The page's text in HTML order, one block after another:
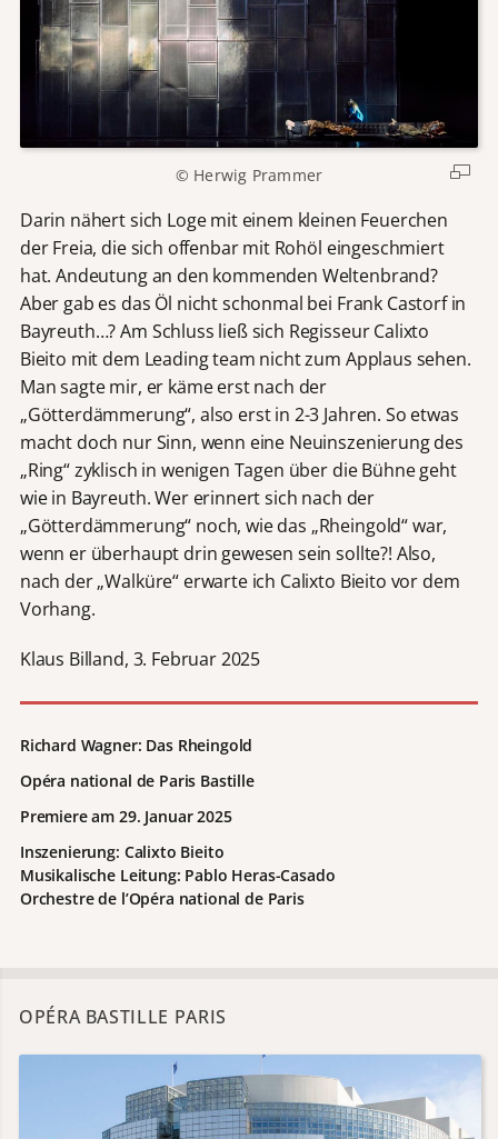
© Herwig Prammer
Darin nähert sich Loge mit einem kleinen Feuerchen
der Freia, die sich offenbar mit Rohöl eingeschmiert
hat. Andeutung an den kommenden Weltenbrand?
Aber gab es das Öl nicht schonmal bei Frank Castorf in
Bayreuth…? Am Schluss ließ sich Regisseur Calixto
Bieito mit dem Leading team nicht zum Applaus sehen.
Man sagte mir, er käme erst nach der
„Götterdämmerung“, also erst in 2-3 Jahren. So etwas
macht doch nur Sinn, wenn eine Neuinszenierung des
„Ring“ zyklisch in wenigen Tagen über die Bühne geht
wie in Bayreuth. Wer erinnert sich nach der
„Götterdämmerung“ noch, wie das „Rheingold“ war,
wenn er überhaupt drin gewesen sein sollte?! Also,
nach der „Walküre“ erwarte ich Calixto Bieito vor dem
Vorhang.
Klaus Billand, 3. Februar 2025
Richard Wagner: Das Rheingold
Opéra national de Paris Bastille
Premiere am 29. Januar 2025
Inszenierung: Calixto Bieito
Musikalische Leitung: Pablo Heras-Casado
Orchestre de l’Opéra national de Paris
OPÉRA BASTILLE PARIS